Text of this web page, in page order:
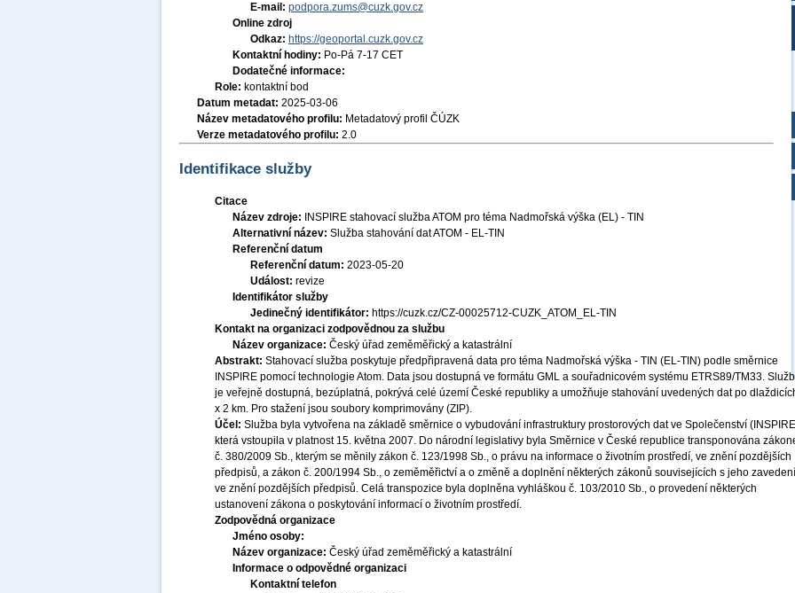
E-mail: podpora.zums@cuzk.gov.cz
Online zdroj
Odkaz: https://geoportal.cuzk.gov.cz
Kontaktní hodiny: Po-Pá 7-17 CET
Dodatečné informace:
Role: kontaktní bod
Datum metadat: 2025-03-06
Název metadatového profilu: Metadatový profil ČÚZK
Verze metadatového profilu: 2.0
Identifikace služby
Citace
Název zdroje:
INSPIRE stahovací služba ATOM pro téma Nadmořská výška (EL) - TIN
Alternativní název: Služba stahování dat ATOM - EL-TIN
Referenční datum
Referenční datum: 2023-05-20
Událost: revize
Identifikátor služby
Jedinečný identifikátor: https://cuzk.cz/CZ-00025712-CUZK_ATOM_EL-TIN
Kontakt na organizaci zodpovědnou za službu
Název organizace: Český úřad zeměměřický a katastrální
Abstrakt: Stahovací služba poskytuje předpřipravená data pro téma Nadmořská výška - TIN (EL-TIN) podle směrnice
INSPIRE pomocí technologie Atom. Data jsou dostupná ve formátu GML a souřadnicovém systému ETRS89/TM33.
je veřejně dostupná, bezúplatná, pokrývá celé území České republiky a umožňuje stahování uvedených dat po
x 2 km. Pro stažení jsou soubory komprimovány (ZIP).
Účel: Služba byla vytvořena na základě směrnice o vybudování infrastruktury prostorových dat ve Společenství
která vstoupila v platnost 15. května 2007. Do národní legislativy byla Směrnice v České republice transponována
č. 380/2009 Sb., kterým se měnily zákon č. 123/1998 Sb., o právu na informace o životním prostředí, ve znění pozdějších
předpisů, a zákon č. 200/1994 Sb., o zeměměřictví a o změně a doplnění některých zákonů souvisejících s jeho
ve znění pozdějších předpisů. Celá transpozice byla doplněna vyhláškou č. 103/2010 Sb., o provedení některých
ustanovení zákona o poskytování informací o životním prostředí.
Zodpovědná organizace
Jméno osoby:
Název organizace: Český úřad zeměměřický a katastrální
Informace o odpovědné organizaci
Kontaktní telefon